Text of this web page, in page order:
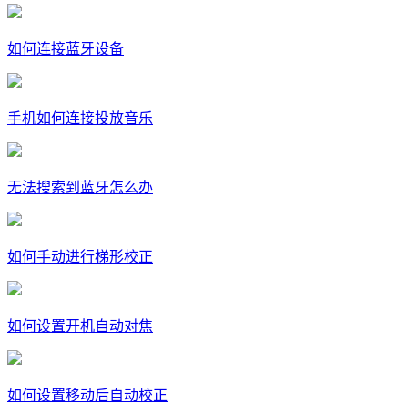
如何连接蓝牙设备
手机如何连接投放音乐
无法搜索到蓝牙怎么办
如何手动进行梯形校正
如何设置开机自动对焦
如何设置移动后自动校正